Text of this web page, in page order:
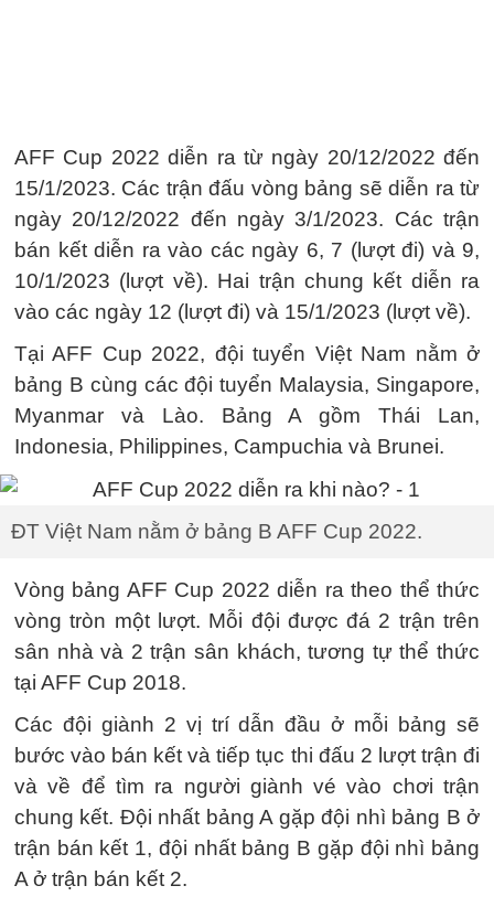
AFF Cup 2022 diễn ra từ ngày 20/12/2022 đến
15/1/2023. Các trận đấu vòng bảng sẽ diễn ra từ
ngày 20/12/2022 đến ngày 3/1/2023. Các trận
bán kết diễn ra vào các ngày 6, 7 (lượt đi) và 9,
10/1/2023 (lượt về). Hai trận chung kết diễn ra
vào các ngày 12 (lượt đi) và 15/1/2023 (lượt về).
Tại AFF Cup 2022, đội tuyển Việt Nam nằm ở
bảng B cùng các đội tuyển Malaysia, Singapore,
Myanmar và Lào. Bảng A gồm Thái Lan,
Indonesia, Philippines, Campuchia và Brunei.
ĐT Việt Nam nằm ở bảng B AFF Cup 2022.
Vòng bảng AFF Cup 2022 diễn ra theo thể thức
vòng tròn một lượt. Mỗi đội được đá 2 trận trên
sân nhà và 2 trận sân khách, tương tự thể thức
tại AFF Cup 2018.
Các đội giành 2 vị trí dẫn đầu ở mỗi bảng sẽ
bước vào bán kết và tiếp tục thi đấu 2 lượt trận đi
và về để tìm ra người giành vé vào chơi trận
chung kết. Đội nhất bảng A gặp đội nhì bảng B ở
trận bán kết 1, đội nhất bảng B gặp đội nhì bảng
A ở trận bán kết 2.